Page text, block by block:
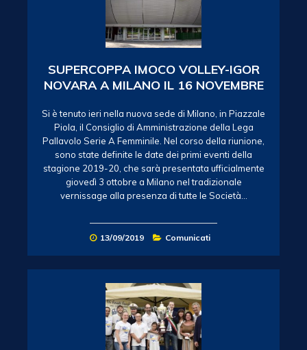
SUPERCOPPA IMOCO VOLLEY-IGOR
NOVARA A MILANO IL 16 NOVEMBRE
Si è tenuto ieri nella nuova sede di Milano, in Piazzale
Piola, il Consiglio di Amministrazione della Lega
Pallavolo Serie A Femminile. Nel corso della riunione,
sono state definite le date dei primi eventi della
stagione 2019-20, che sarà presentata ufficialmente
giovedì 3 ottobre a Milano nel tradizionale
vernissage alla presenza di tutte le Società…
13/09/2019 Comunicati